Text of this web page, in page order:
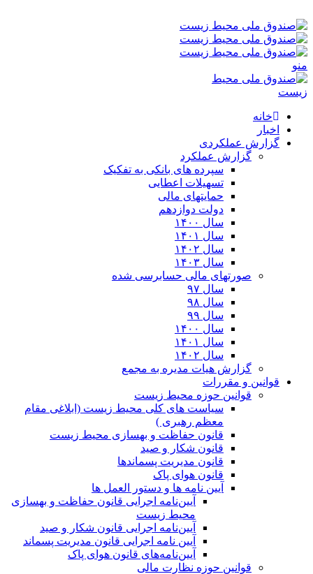
منو
خانه
اخبار
گزارش عملکردی
گزارش عملکرد
سپرده های بانکی به تفکیک
تسهیلات اعطایی
حمایتهای مالی
دولت دوازدهم
سال ۱۴۰۰
سال ۱۴۰۱
سال ۱۴۰۲
سال ۱۴۰۳
صورتهای مالی حسابرسی شده
سال ۹۷
سال ۹۸
سال ۹۹
سال ۱۴۰۰
سال ۱۴۰۱
سال ۱۴۰۲
گزارش هیات مدیره به مجمع
قوانین و مقررات
قوانین حوزه محیط زیست
ﺳﯿﺎﺳﺖ ﻫﺎی ﮐﻠﯽ ﻣﺤﯿﻂ زﯾﺴﺖ (ابلاغی مقام
معظم رهبری )
قانون حفاظت و بهسازی محیط زیست
قانون شکار و صید
قانون مدیریت پسماندها
قانون هوای پاک
آیین نامه ها و دستور العمل ها
آیین‌نامه اجرایی قانون حفاظت و بهسازی
محیط زیست
آیین‌نامه اجرایی قانون شکار و صید
آیین نامه اجرایی قانون مدیریت پسماند
آیین‌نامه‌های قانون هوای پاک
قوانین حوزه نظارت مالی